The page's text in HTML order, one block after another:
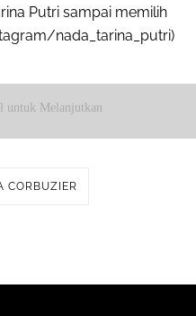
Putri sampai memilih
nada_tarina_putri)
untuk Melanjutkan
CORBUZIER